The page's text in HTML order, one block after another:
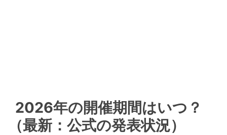
2026年の開催期間はいつ？
（最新：公式の発表状況）